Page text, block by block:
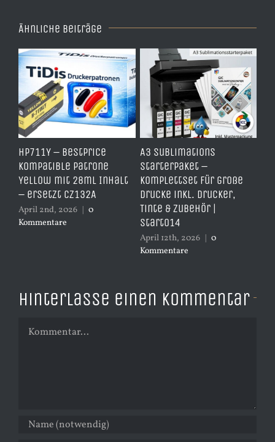
Ähnliche Beiträge
HP711Y – BestPrice
Kompatible Patrone
Yellow mit 28ml Inhalt
– ersetzt CZ132A
April 2nd, 2026 | 0
Kommentare
A3 Sublimations
Starterpaket –
Komplettset für große
Drucke inkl. Drucker,
Tinte & Zubehör |
Start014
April 12th, 2026 | 0
Kommentare
Hinterlasse einen Kommentar
Kommentar